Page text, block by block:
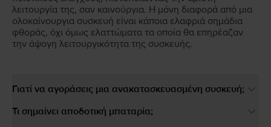
λειτουργία της, σαν καινούργια. Η μόνη διαφορά από μια
ολοκαίνουργια συσκευή είναι κάποια ελαφριά σημάδια
φθοράς, όχι όμως ελαττώματα τα οποία θα επηρέαζαν
την άψογη λειτουργικότητα της συσκευής.
Γιατί να αγοράσεις μια ανακατασκευασμένη συσκευή;
Τι σημαίνει αποδοτική μπαταρία;